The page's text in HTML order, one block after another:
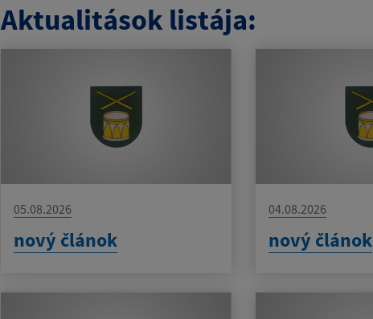
Aktualitások listája:
05.08.2026
nový článok
04.08.2026
nový článok